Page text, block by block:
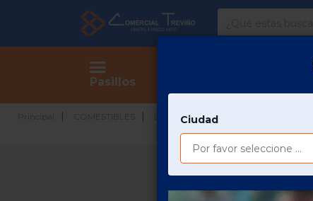
Comercial
Treviño
Pasillos
BOTANAS FRITURA
Ciudad